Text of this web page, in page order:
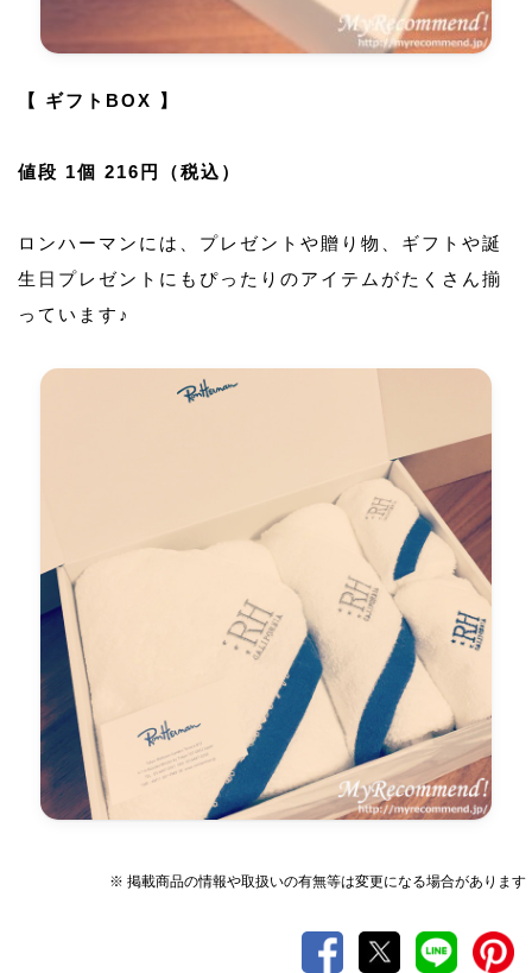
【 ギフトBOX 】
値段 1個 216円（税込）
ロンハーマンには、プレゼントや贈り物、ギフトや誕
生日プレゼントにもぴったりのアイテムがたくさん揃
っています♪
※ 掲載商品の情報や取扱いの有無等は変更になる場合があります